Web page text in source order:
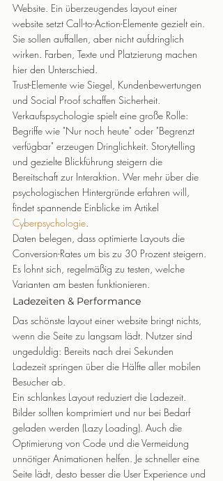
Website. Ein überzeugendes layout einer
website setzt Call-to-Action-Elemente gezielt ein.
Sie sollen auffallen, aber nicht aufdringlich
wirken. Farben, Texte und Platzierung machen
hier den Unterschied.
Trust-Elemente wie Siegel, Kundenbewertungen
und Social Proof schaffen Sicherheit.
Verkaufspsychologie spielt eine große Rolle:
Begriffe wie "Nur noch heute" oder "Begrenzt
verfügbar" erzeugen Dringlichkeit. Storytelling
und gezielte Blickführung steigern die
Bereitschaft zur Interaktion. Wer mehr über die
psychologischen Hintergründe erfahren will,
findet spannende Einblicke im Artikel
Cyberpsychologie
Daten belegen, dass optimierte Layouts die
Conversion-Rates um bis zu 30 Prozent steigern.
Es lohnt sich, regelmäßig zu testen, welche
Varianten am besten funktionieren.
Ladezeiten & Performance
Das schönste layout einer website bringt nichts,
wenn die Seite zu langsam lädt. Nutzer sind
ungeduldig: Bereits nach drei Sekunden
Ladezeit springen über die Hälfte aller mobilen
Besucher ab.
Ein schlankes Layout reduziert die Ladezeit.
Bilder sollten komprimiert und nur bei Bedarf
geladen werden (Lazy Loading). Auch die
Optimierung von Code und die Vermeidung
unnötiger Animationen helfen. Je schneller eine
Seite lädt, desto besser die User Experience und